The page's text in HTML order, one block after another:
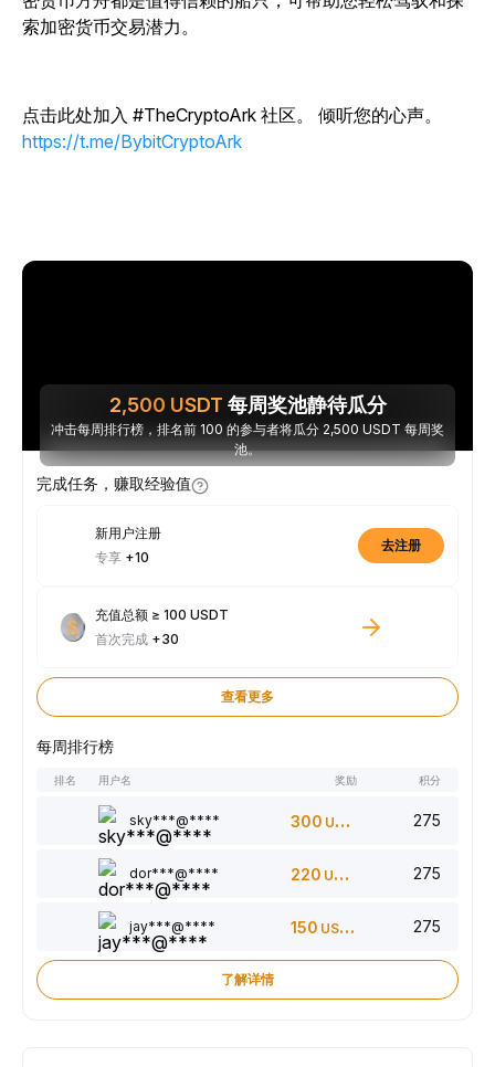
索加密货币交易潜力。
点击此处加入 #TheCryptoArk 社区。
倾听您的心声。
https://t.me/BybitCryptoArk
2,500 USDT 每周奖池静待瓜分
冲击每周排行榜，排名前 100 的参与者将瓜分 2,500 USDT 每周奖
池。
完成任务，赚取经验值
新用户注册
专享 +10
去注册
充值总额 ≥ 100 USDT
首次完成 +30
查看更多
每周排行榜
排名 用户名 奖励 积分
sky***@**** 300 USDT 275
dor***@**** 220 USDT 275
jay***@**** 150 USDT 275
了解详情